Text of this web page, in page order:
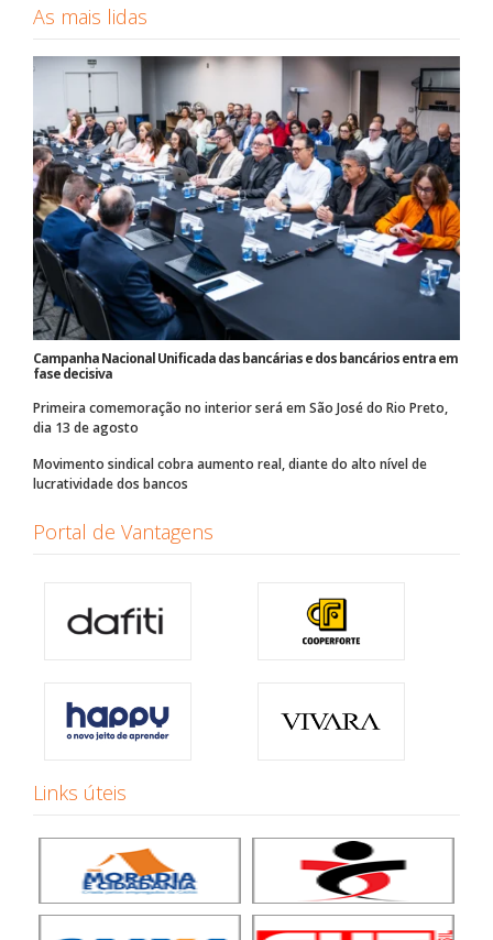
As mais lidas
Campanha Nacional Unificada das bancárias e dos bancários entra em
fase decisiva
Primeira comemoração no interior será em São José do Rio Preto,
dia 13 de agosto
Movimento sindical cobra aumento real, diante do alto nível de
lucratividade dos bancos
Portal de Vantagens
Links úteis